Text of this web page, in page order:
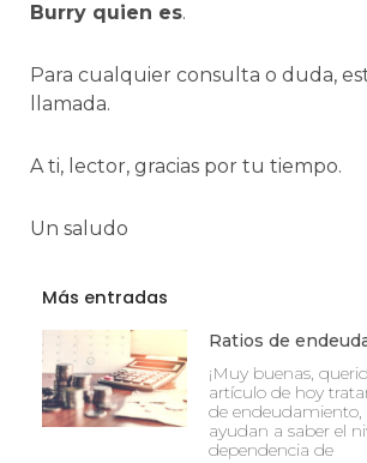
Burry quien es.
Para cualquier consulta o duda,
llamada.
A ti, lector, gracias por tu tiempo.
Un saludo
Más entradas
Ratios de
¡Muy buenas,
artículo de hoy
de endeudamiento,
ayudan a saber el
dependencia de